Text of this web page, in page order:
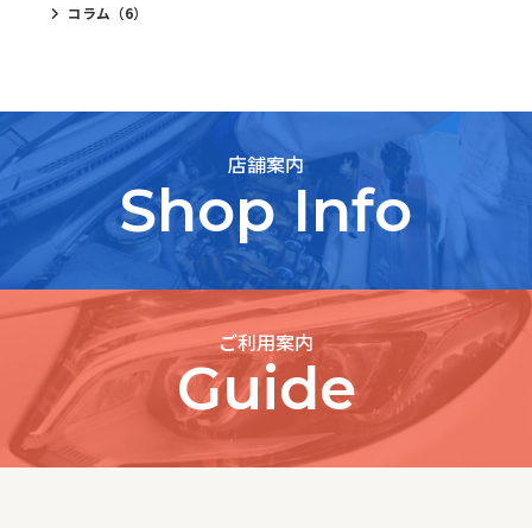
コラム （6）
店舗案内
Shop Info
ご利用案内
Guide